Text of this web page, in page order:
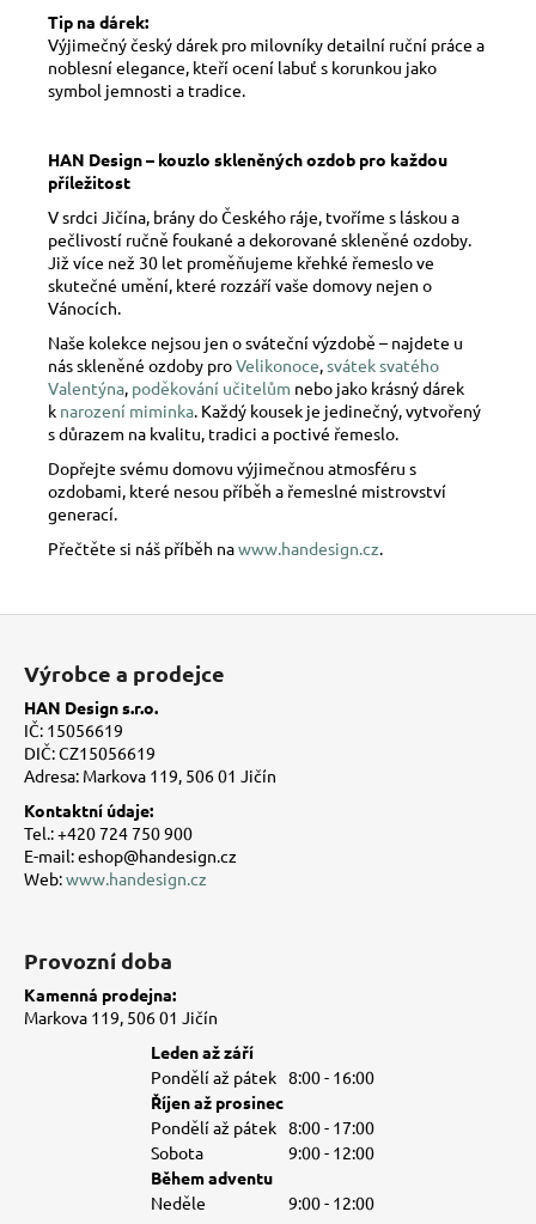
Tip na dárek:
Výjimečný český dárek pro milovníky detailní ruční práce a
noblesní elegance, kteří ocení labuť s korunkou jako
symbol jemnosti a tradice.
HAN Design – kouzlo skleněných ozdob pro každou
příležitost
V srdci Jičína, brány do Českého ráje, tvoříme s láskou a
pečlivostí ručně foukané a dekorované skleněné ozdoby.
Již více než 30 let proměňujeme křehké řemeslo ve
skutečné umění, které rozzáří vaše domovy nejen o
Vánocích.
Naše kolekce nejsou jen o sváteční výzdobě – najdete u
nás skleněné ozdoby proVelikonoce,svátek svatého
Valentýna, poděkování učitelům nebo jako krásný dárek
k narození miminka. Každý kousek je jedinečný, vytvořený
s důrazem na kvalitu, tradici a poctivé řemeslo.
Dopřejte svému domovu výjimečnou atmosféru s
ozdobami, které nesou příběh a řemeslné mistrovství
generací.
Přečtěte si náš příběh nawww.handesign.cz.
Výrobce a prodejce
HAN Design s.r.o.
IČ: 15056619
DIČ: CZ15056619
Adresa: Markova 119, 506 01 Jičín
Kontaktní údaje:
Tel.: +420 724 750 900
E-mail: eshop@handesign.cz
Web:www.handesign.cz
Provozní doba
Kamenná prodejna:
Markova 119, 506 01 Jičín
Leden až září
Pondělí až pátek 8:00 - 16:00
Říjen až prosinec
Pondělí až pátek 8:00 - 17:00
Sobota
9:00 - 12:00
Během adventu
Neděle
9:00 - 12:00